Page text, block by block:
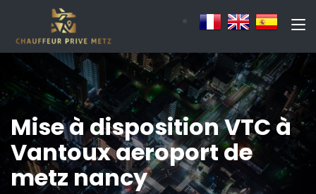
Mise à disposition VTC à
Vantoux aeroport de
metz nancy